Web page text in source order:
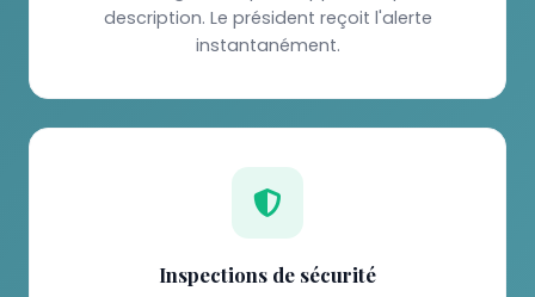
description. Le président reçoit l'alerte
instantanément.
Inspections de sécurité